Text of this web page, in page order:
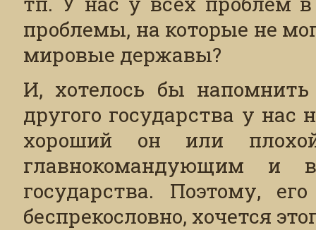
проблемы, на которые не
мировые державы?
И, хотелось бы
другого государства у нас
хороший он или
главнокомандующим и
государства. Поэтому,
беспрекословно, хочется